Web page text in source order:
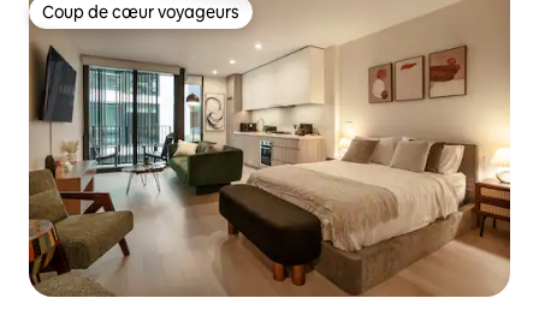
Coup de cœur voyageurs
Coup de cœur voyageurs